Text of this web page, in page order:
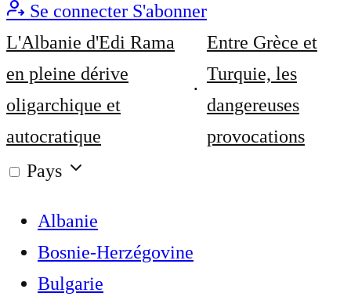
Se connecter S'abonner
L'Albanie d'Edi Rama
en pleine dérive
oligarchique et
autocratique
Entre Grèce et
Turquie, les
dangereuses
provocations
Pays
Albanie
Bosnie-Herzégovine
Bulgarie